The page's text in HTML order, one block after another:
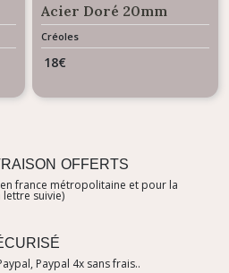
Acier Doré 20mm
Créoles
18€
OFFERTS
france métropolitaine et pour la
suivie)
Paypal 4x sans frais..